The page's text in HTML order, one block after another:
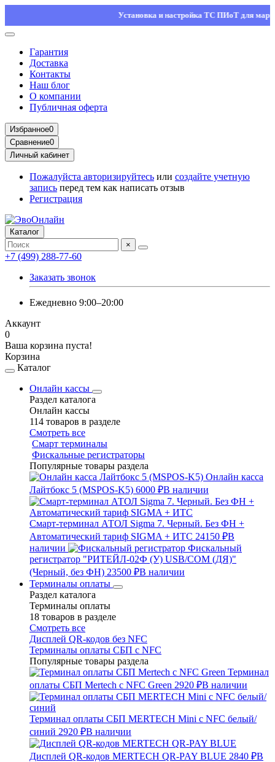
Установка и настройка ТС ПИоТ для
Гарантия
Доставка
Контакты
Наш блог
О компании
Публичная оферта
Избранное0
Сравнение0
Личный кабинет
Пожалуйста авторизируйтесь или создайте учетную
запись перед тем как написать отзыв
Регистрация
Каталог
×
+7 (499) 288-77-60
Заказать звонок
Ежедневно 9:00–20:00
Аккаунт
0
Ваша корзина пуста!
Корзина
Каталог
Онлайн кассы
Раздел каталога
Онлайн кассы
114 товаров в разделе
Смотреть все
Смарт терминалы
Фискальные регистраторы
Популярные товары раздела
Онлайн касса
Лайтбокс 5 (MSPOS-K5) 6000 ₽В наличии
Смарт-терминал АТОЛ Sigma 7. Черный. Без ФН +
Автоматический тариф SIGMA + ИТС 24150 ₽В
наличии
Фискальный
регистратор "РИТЕЙЛ-02Ф (У) USB/COM (ДЯ)"
(Черный, без ФН) 23500 ₽В наличии
Терминалы оплаты
Раздел каталога
Терминалы оплаты
18 товаров в разделе
Смотреть все
Дисплей QR-кодов без NFC
Терминалы оплаты СБП с NFC
Популярные товары раздела
Терминал
оплаты СБП Mertech с NFC Green 2920 ₽В наличии
Терминал оплаты СБП MERTECH Mini с NFC белый/
синий 2920 ₽В наличии
Дисплей QR-кодов MERTECH QR-PAY BLUE 2840 ₽В